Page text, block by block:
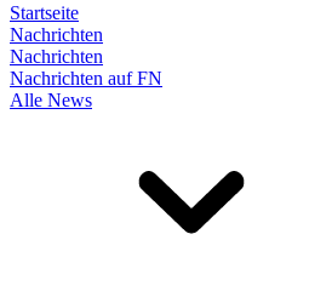
Startseite
Nachrichten
Nachrichten
Nachrichten auf FN
Alle News